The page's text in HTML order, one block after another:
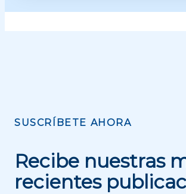
SUSCRÍBETE AHORA
Recibe nuestras
recientes